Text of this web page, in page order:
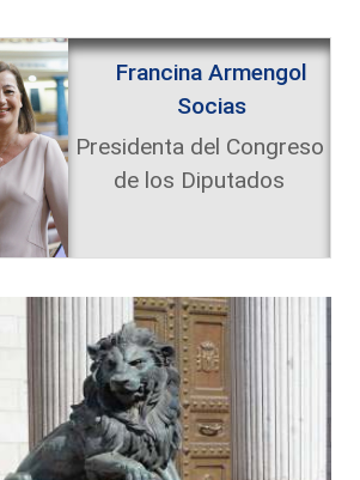
Francina Armengol
Socias
Presidenta del Congreso
de los Diputados